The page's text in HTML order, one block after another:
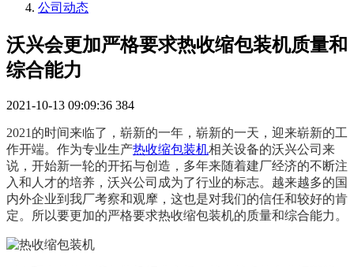
公司动态
沃兴会更加严格要求热收缩包装机质量和
综合能力
2021-10-13 09:09:36 384
2021的时间来临了，崭新的一年，崭新的一天，迎来崭新的工
作开端。作为专业生产热收缩包装机相关设备的沃兴公司来
说，开始新一轮的开拓与创造，多年来随着建厂经济的不断注
入和人才的培养，沃兴公司成为了行业的标志。越来越多的国
内外企业到我厂考察和观摩，这也是对我们的信任和较好的肯
定。所以要更加的严格要求热收缩包装机的质量和综合能力。